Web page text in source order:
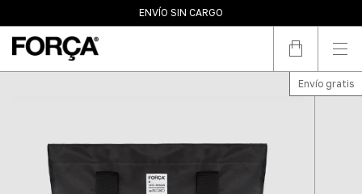
ENVÍO SIN CARGO
3 PAGOS SIN INTERÉS
Envío gratis